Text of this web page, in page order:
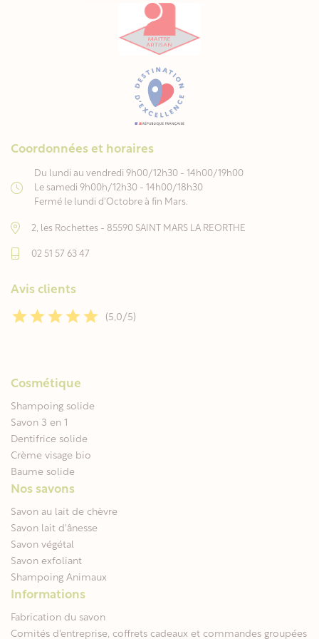
Coordonnées et horaires
Du lundi au vendredi 9h00/12h30 - 14h00/19h00
Le samedi 9h00h/12h30 - 14h00/18h30
Fermé le lundi d'Octobre à fin Mars.
2, les Rochettes - 85590 SAINT MARS LA REORTHE
02 51 57 63 47
Avis clients
(5,0/5)
Cosmétique
Shampoing solide
Savon 3 en 1
Dentifrice solide
Crème visage bio
Baume solide
Nos savons
Savon au lait de chèvre
Savon lait d'ânesse
Savon végétal
Savon exfoliant
Shampoing Animaux
Informations
Fabrication du savon
Comités d'entreprise, coffrets cadeaux et commandes groupées